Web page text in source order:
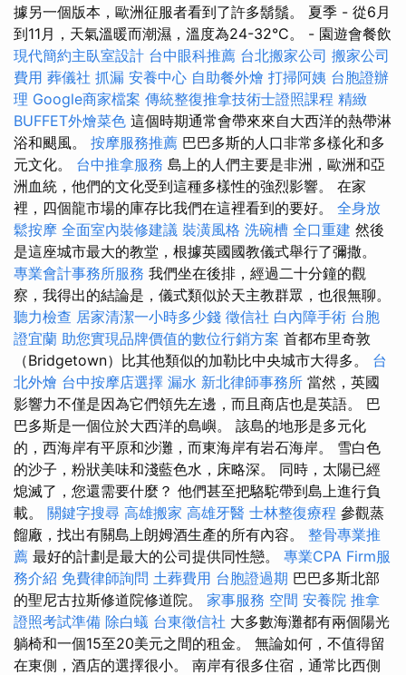
據另一個版本，歐洲征服者看到了許多鬍鬚。 夏季 - 從6月
到11月，天氣溫暖而潮濕，溫度為24-32°C。 - 園遊會餐飲
現代簡約主臥室設計 台中眼科推薦 台北搬家公司 搬家公司
費用 葬儀社 抓漏 安養中心 自助餐外燴 打掃阿姨 台胞證辦
理 Google商家檔案 傳統整復推拿技術士證照課程 精緻
BUFFET外燴菜色 這個時期通常會帶來來自大西洋的熱帶淋
浴和颶風。 按摩服務推薦 巴巴多斯的人口非常多樣化和多
元文化。 台中推拿服務 島上的人們主要是非洲，歐洲和亞
洲血統，他們的文化受到這種多樣性的強烈影響。 在家
裡，四個龍市場的庫存比我們在這裡看到的要好。 全身放
鬆按摩 全面室內裝修建議 裝潢風格 洗碗槽 全口重建 然後
是這座城市最大的教堂，根據英國國教儀式舉行了彌撒。
專業會計事務所服務 我們坐在後排，經過二十分鐘的觀
察，我得出的結論是，儀式類似於天主教群眾，也很無聊。
聽力檢查 居家清潔一小時多少錢 徵信社 白內障手術 台胞
證宜蘭 助您實現品牌價值的數位行銷方案 首都布里奇敦
（Bridgetown）比其他類似的加勒比中央城市大得多。 台
北外燴 台中按摩店選擇 漏水 新北律師事務所 當然，英國
影響力不僅是因為它們領先左邊，而且商店也是英語。 巴
巴多斯是一個位於大西洋的島嶼。 該島的地形是多元化
的，西海岸有平原和沙灘，而東海岸有岩石海岸。 雪白色
的沙子，粉狀美味和淺藍色水，床略深。 同時，太陽已經
熄滅了，您還需要什麼？ 他們甚至把駱駝帶到島上進行負
載。 關鍵字搜尋 高雄搬家 高雄牙醫 士林整復療程 參觀蒸
餾廠，找出有關島上朗姆酒生產的所有內容。 整骨專業推
薦 最好的計劃是最大的公司提供同性戀。 專業CPA Firm服
務介紹 免費律師詢問 土葬費用 台胞證過期 巴巴多斯北部
的聖尼古拉斯修道院修道院。 家事服務 空間 安養院 推拿
證照考試準備 除白蟻 台東徵信社 大多數海灘都有兩個陽光
躺椅和一個15至20美元之間的租金。 無論如何，不​​值得留
在東側，酒店的選擇很小。 南岸有很多住宿，通常比西側